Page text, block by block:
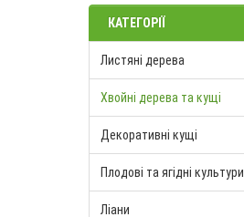
КАТЕГОРІЇ
Листяні дерева
Хвойні дерева та кущі
Декоративні кущі
Плодові та ягідні культури
Ліани